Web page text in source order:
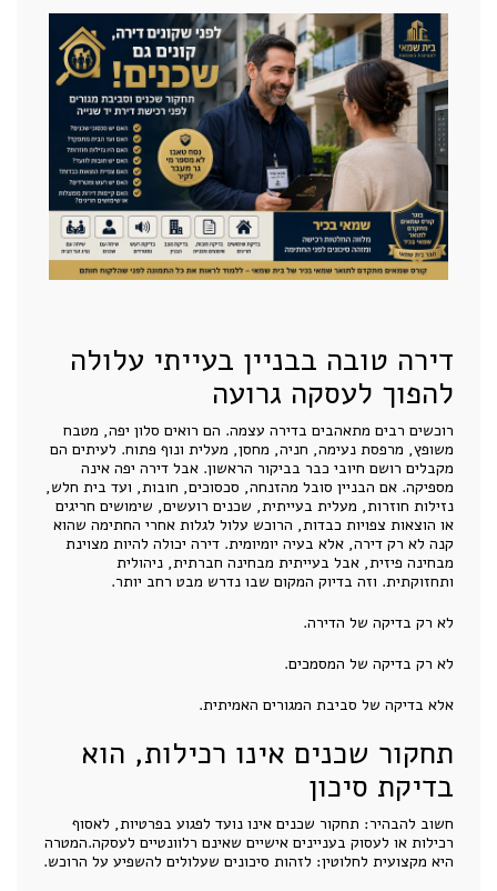
דירה טובה בבניין בעייתי עלולה
להפוך לעסקה גרועה
רוכשים רבים מתאהבים בדירה עצמה. הם רואים סלון יפה, מטבח
משופץ, מרפסת נעימה, חניה, מחסן, מעלית ונוף פתוח. לעיתים הם
מקבלים רושם חיובי כבר בביקור הראשון. אבל דירה יפה אינה
מספיקה. אם הבניין סובל מהזנחה, סכסוכים, חובות, ועד בית חלש,
נזילות חוזרות, מעלית בעייתית, שכנים רועשים, שימושים חריגים
או הוצאות צפויות כבדות, הרוכש עלול לגלות אחרי החתימה שהוא
קנה לא רק דירה, אלא בעיה יומיומית. דירה יכולה להיות מצוינת
מבחינה פיזית, אבל בעייתית מבחינה חברתית, ניהולית
ותחזוקתית. וזה בדיוק המקום שבו נדרש מבט רחב יותר.
לא רק בדיקה של הדירה.
לא רק בדיקה של המסמכים.
אלא בדיקה של סביבת המגורים האמיתית.
תחקור שכנים אינו רכילות, הוא
בדיקת סיכון
חשוב להבהיר: תחקור שכנים אינו נועד לפגוע בפרטיות, לאסוף
רכילות או לעסוק בעניינים אישיים שאינם רלוונטיים לעסקה.המטרה
היא מקצועית לחלוטין: לזהות סיכונים שעלולים להשפיע על הרוכש.